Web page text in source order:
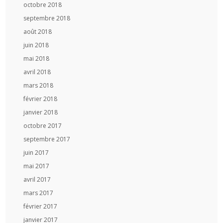
octobre 2018
septembre 2018
août 2018
juin 2018
mai 2018
avril 2018
mars 2018
février 2018
janvier 2018
octobre 2017
septembre 2017
juin 2017
mai 2017
avril 2017
mars 2017
février 2017
janvier 2017